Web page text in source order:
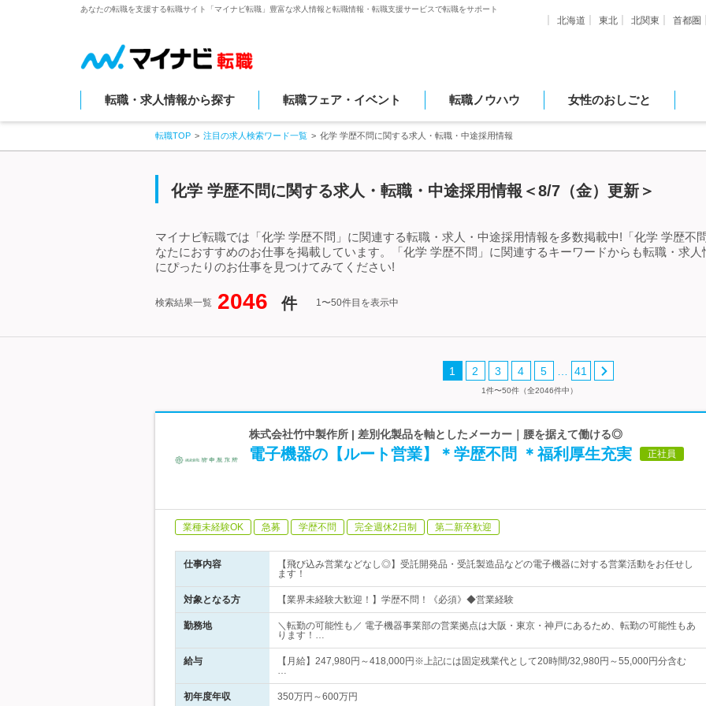
あなたの転職を支援する転職サイト「マイナビ転職」豊富な求人情報と転職情報・転職支援サービスで転職をサポート
北海道 東北 北関東 首都圏
転職・求人情報から探す 転職フェア・イベント 転職ノウハウ 女性のおしごと
転職TOP 注目の求人検索ワード一覧 化学 学歴不問に関する求人・転職・中途採用情報
化学 学歴不問に関する求人・転職・中途採用情報＜8/7（金）更新＞
マイナビ転職では「化学 学歴不問」に関連する転職・求人・中途採用情報を多数掲載中!「化学 学歴不
なたにおすすめのお仕事を掲載しています。「化学 学歴不問」に関連するキーワードからも転職・求
にぴったりのお仕事を見つけてみてください!
検索結果一覧 2046 件 1〜50件目を表示中
1 2 3 4 5 41
1件〜50件（全2046件中）
株式会社竹中製作所 | 差別化製品を軸としたメーカー｜腰を据えて働ける◎
電子機器の【ルート営業】＊学歴不問 ＊福利厚生充実 正社員
業種未経験OK 急募 学歴不問 完全週休2日制 第二新卒歓迎
仕事内容
【飛び込み営業などなし◎】受託開発品・受託製造品などの電子機器に対する営業活動をお任せし
ます！
対象となる方 【業界未経験大歓迎！】学歴不問！《必須》◆営業経験
勤務地
＼転勤の可能性も／ 電子機器事業部の営業拠点は大阪・東京・神戸にあるため、転勤の可能性もあ
ります！…
給与
【月給】247,980円～418,000円※上記には固定残業代として20時間/32,980円～55,000円分含む
…
初年度年収 350万円～600万円